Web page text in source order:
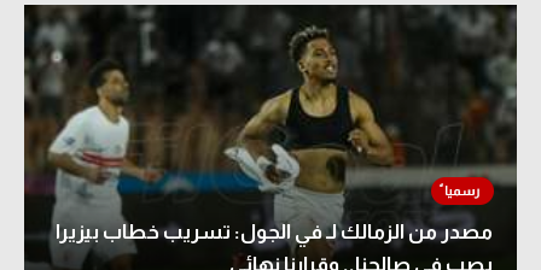
مصدر من الزمالك لـ في الجول: تسريب خطاب بيزيرا
يصب في صالحنا.. وقرارنا نهائي